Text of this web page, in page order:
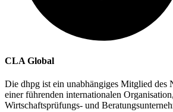
CLA Global
Die dhpg ist ein unabhängiges Mitglied
einer führenden internationalen
Wirtschaftsprüfungs- und